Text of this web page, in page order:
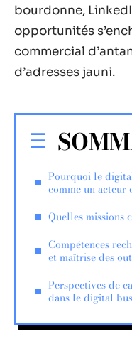
bourdonne,
opportunités
commercial
d’adresses jauni.
Pourquoi le
comme un acteur
Quelles missions
Compétences
et maîtrise des
Perspectives de
dans le digital